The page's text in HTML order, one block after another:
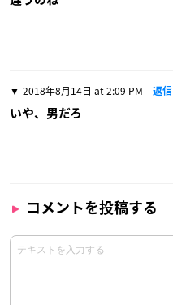
2018年8月14日 at 2:09 PM 返信
いや、男だろ
コメントを投稿する